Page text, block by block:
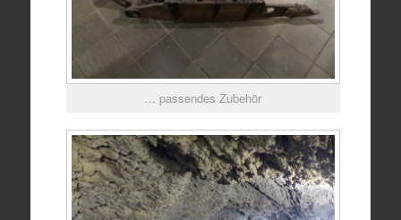
… passendes Zubehör